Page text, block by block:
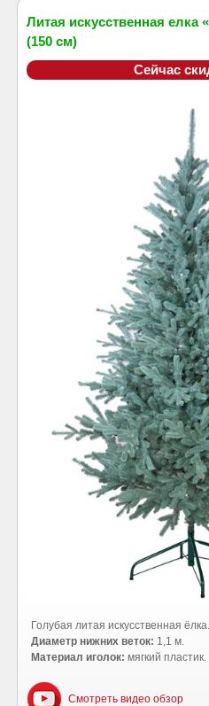
Литая искусственная елка
(150 см)
Сейчас
Голубая литая искусственная ёлка.
Диаметр нижних веток: 1,1 м.
Материал иголок: мягкий пластик.
Смотреть видео обзор